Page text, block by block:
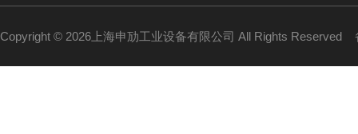
Copyright © 2026上海申劢工业设备有限公司 All Rights Reserved